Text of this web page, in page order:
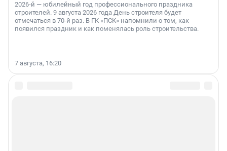
2026-й — юбилейный год профессионального праздника
строителей. 9 августа 2026 года День строителя будет
отмечаться в 70-й раз. В ГК «ПСК» напомнили о том, как
появился праздник и как поменялась роль строительства.
7 августа, 16:20